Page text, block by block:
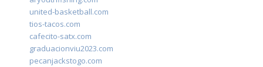
united-basketball.com
tios-tacos.com
cafecito-satx.com
graduacionviu2023.com
pecanjackstogo.com